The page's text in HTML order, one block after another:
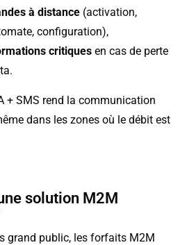
à distance (activation,
configuration),
critiques en cas de perte
+ SMS rend la communication
dans les zones où le débit est
solution M2M
grand public, les forfaits M2M